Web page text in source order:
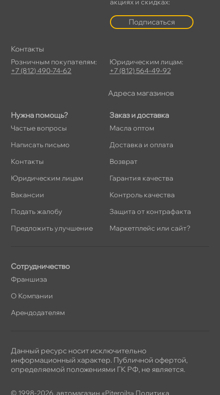
Нужна помощь?
Частые вопросы
Написать письмо
Контакты
Юридическим лицам
акансии
Подать жалобу
Предложить улучшение
Заказ и доставка
Масла оптом
Доставка и оплата
озврат
Гарантия качества
Контроль качества
Защита от контрафакта
Маркетплейс или сайт?
акциях и скидках:
Подписаться
Сотрудничество
Франшиза
О Компании
Арендодателям
Контакты
Розничным покупателям:
+7 (812) 490-74-62
Юридическим лицам:
+7 (812) 564-49-92
Адреса магазино
© 1998-2026, автомагазин «Piteroils» Политика
Данный ресурс носит исключительно
информационный характер. Публичной офертой,
определяемой положениями ГК РФ, не является.